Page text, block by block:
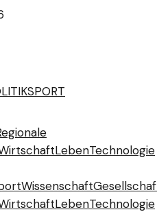
SPORT
LebenTechnologie
Wissenschaft
LebenTechnologie